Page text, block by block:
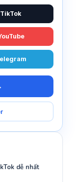
TikTok
dễ nhất